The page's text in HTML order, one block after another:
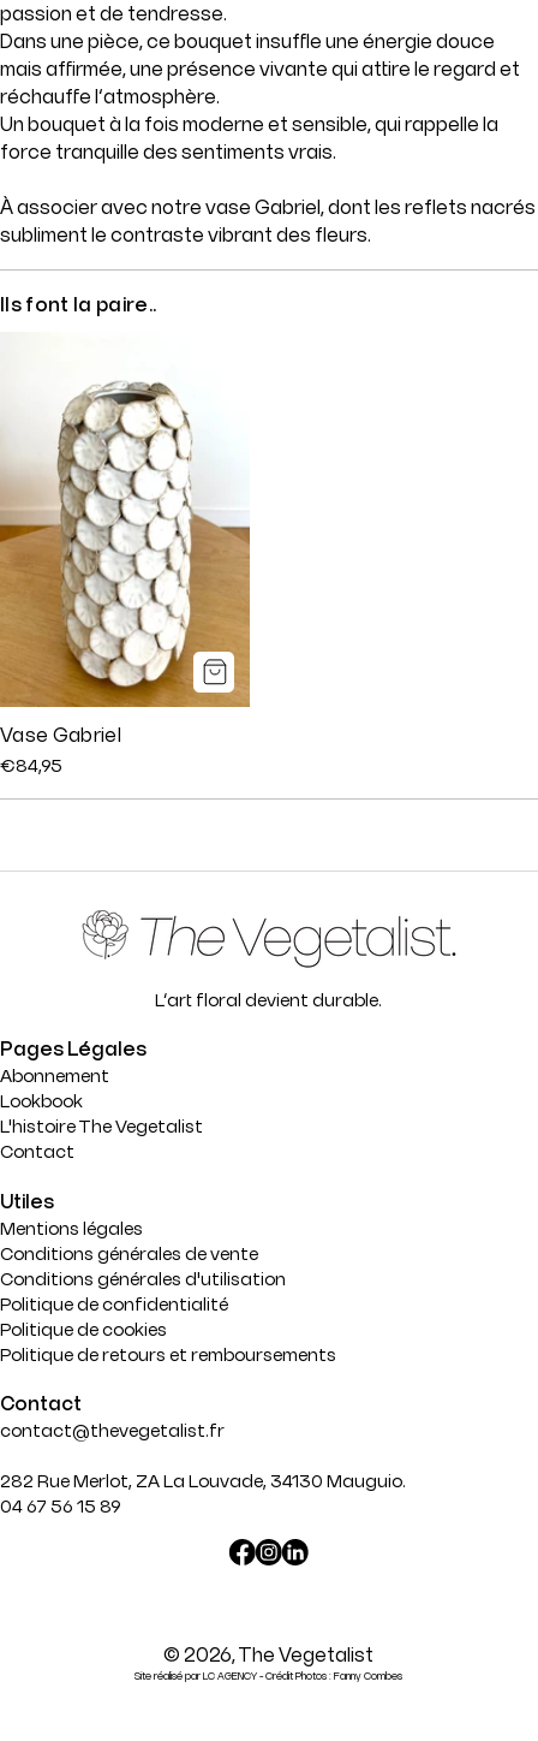
passion et de tendresse.
Dans une pièce, ce bouquet insuffle une énergie douce
mais affirmée, une présence vivante qui attire le regard et
réchauffe l’atmosphère.
Un bouquet à la fois moderne et sensible, qui rappelle la
force tranquille des sentiments vrais.
À associer avec notre vase Gabriel, dont les reflets nacrés
subliment le contraste vibrant des fleurs.
Ils font la paire..
Vase Gabriel
Prix
€84,95
L’art floral devient durable.
Pages Légales
Abonnement
Lookbook
L'histoire The Vegetalist
Contact
Utiles
Mentions légales
Conditions générales de vente
Conditions générales d'utilisation
Politique de confidentialité
Politique de cookies
Politique de retours et remboursements
Contact
contact@thevegetalist.fr
282 Rue Merlot, ZA La Louvade, 34130 Mauguio.
04 67 56 15 89
© 2026,The Vegetalist
Site réalisé par LC AGENCY - Crédit Photos : Fanny Combes